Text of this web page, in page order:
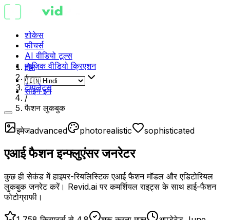
शोकेस
फीचर्स
AI वीडियो टूल्स
म्यूज़िक वीडियो क्रिएशन
साइन इन
होम
/
टेम्पलेट्स
/
फैशन लुकबुक
इमेजadvanced photorealistic sophisticated
एआई फैशन इन्फ्लुएंसर जनरेटर
कुछ ही सेकंड में हाइपर-रियलिस्टिक एआई फैशन मॉडल और एडिटोरियल
लुकबुक जनरेट करें। Revid.ai पर कमर्शियल राइट्स के साथ हाई-फैशन
फोटोग्राफी।